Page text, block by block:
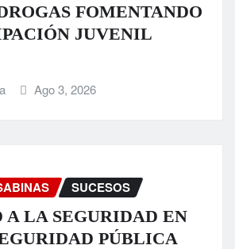
FOMENTANDO
JUVENIL
Ago 3, 2026
SUCESOS
A LA SEGURIDAD EN
PÚBLICA